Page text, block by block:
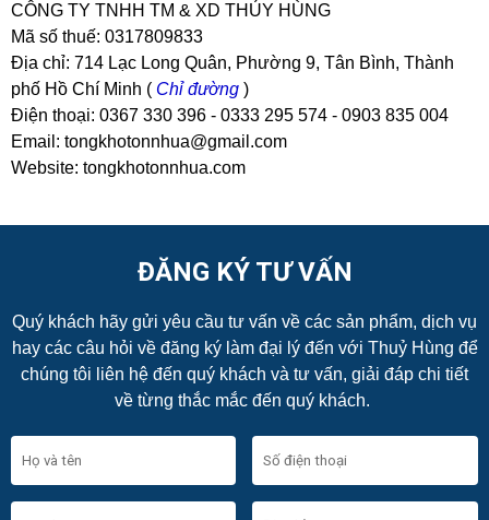
CÔNG TY TNHH TM & XD THỦY HÙNG
Mã số thuế: 0317809833
Địa chỉ: 714 Lạc Long Quân, Phường 9, Tân Bình, Thành
phố Hồ Chí Minh ( Chỉ đường )
Điện thoại: 0367 330 396 - 0333 295 574 - 0903 835 004
Email: tongkhotonnhua@gmail.com
Website: tongkhotonnhua.com
ĐĂNG KÝ TƯ VẤN
Quý khách hãy gửi yêu cầu tư vấn về các sản phẩm, dịch vụ
hay các câu hỏi về đăng ký làm đại lý đến với Thuỷ Hùng để
chúng tôi liên hệ đến quý khách và tư vấn, giải đáp chi tiết
về từng thắc mắc đến quý khách.